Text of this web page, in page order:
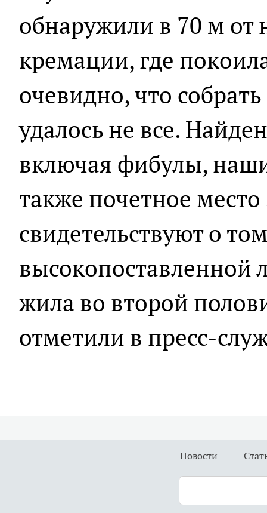
обнаружили в 70 м от
кремации, где
очевидно, что
удалось не все.
включая фибулы,
также почетное
свидетельствуют о
высокопоставленной
жила во второй
отметили в пресс-
Новости